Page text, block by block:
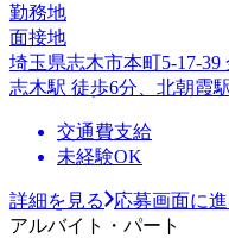
勤務地
面接地
埼玉県志木市本町5-17-39
志木駅 徒歩6分、北朝霞
交通費支給
未経験OK
詳細を見る
応募画面に
アルバイト・パート